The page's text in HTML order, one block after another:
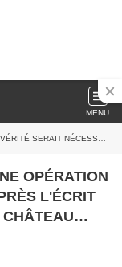
MENU
DE L'ANCIEN MAIRE DE CHÂTEAU D'OLONNE
OPÉRATION
L'ÉCRIT